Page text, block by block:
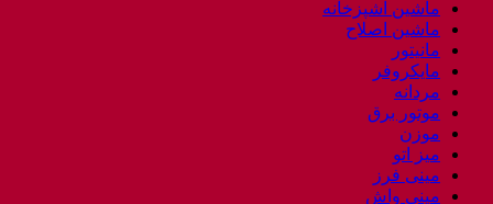
ماشین اشپزخانه
ماشین اصلاح
مانیتور
مایکروفر
مردانه
موتور برق
موزن
میز اتو
مینی فرز
مینی واش